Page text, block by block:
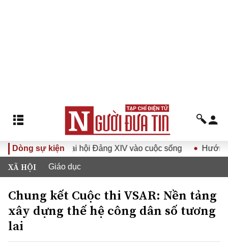
Dòng sự kiện
quyết Đại hội Đảng XIV vào cuộc sống Hướng tới Đại
XÃ HỘI Giáo dục
Chung kết Cuộc thi VSAR: Nền tảng
xây dựng thế hệ công dân số tương
lai